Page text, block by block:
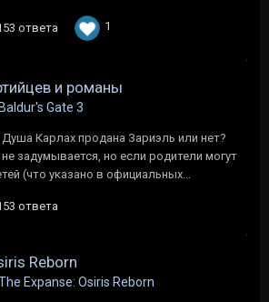
ответа 1
и романы
Baldur's Gate 3
Душа Карлах продана Зариэль или нет?
задумывается, но если родители могут
(что указано в официальных...
ответа
Reborn
Expanse: Osiris Reborn